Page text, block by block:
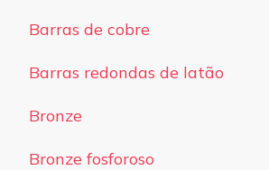
Barras de cobre
Barras redondas de latão
Bronze
Bronze fosforoso